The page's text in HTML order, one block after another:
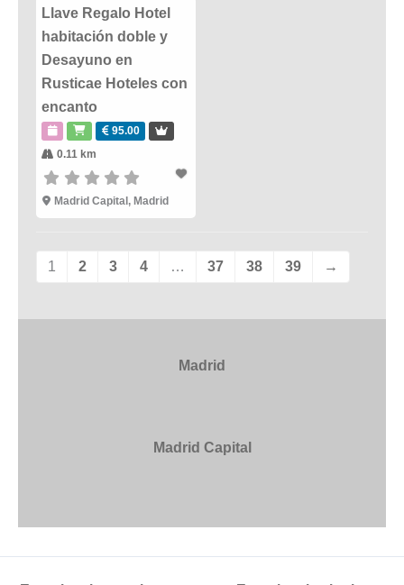
Llave Regalo Hotel
habitación doble y
Desayuno en
Rusticae Hoteles con
encanto
95.00
0.11 km
Madrid Capital , Madrid
1 2 3 4 … 37 38 39 →
Madrid
Madrid Capital